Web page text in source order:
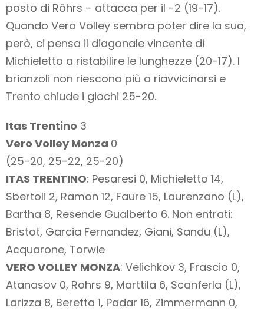
posto di Röhrs – attacca per il -2 (19-17).
Quando Vero Volley sembra poter dire la sua,
però, ci pensa il diagonale vincente di
Michieletto a ristabilire le lunghezze (20-17). I
brianzoli non riescono più a riavvicinarsi e
Trento chiude i giochi 25-20.
Itas Trentino 3
Vero Volley Monza 0
(25-20, 25-22, 25-20)
ITAS TRENTINO: Pesaresi 0, Michieletto 14,
Sbertoli 2, Ramon 12, Faure 15, Laurenzano (L),
Bartha 8, Resende Gualberto 6. Non entrati:
Bristot, Garcia Fernandez, Giani, Sandu (L),
Acquarone, Torwie
VERO VOLLEY MONZA: Velichkov 3, Frascio 0,
Atanasov 0, Rohrs 9, Marttila 6, Scanferla (L),
Larizza 8, Beretta 1, Padar 16, Zimmermann 0,